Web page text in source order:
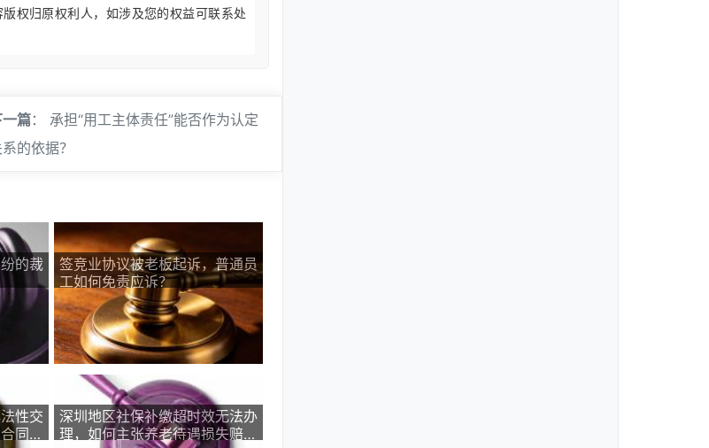
权归原权利人，如涉及您的权益可联系处
一篇： 承担“用工主体责任”能否作为认定
的依据？
的裁
签竞业协议被老板起诉，普通员
工如何免责应诉？
性交
同不
深圳地区社保补缴超时效无法办
理，如何主张养老待遇损失赔